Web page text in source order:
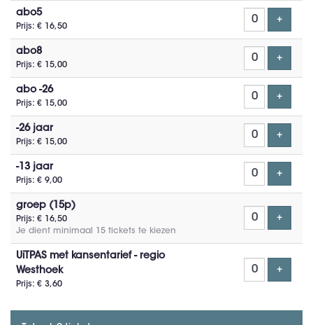
abo5
Prijs: € 16,50
+Voeg
abo8
Prijs: € 15,00
+Voeg
abo -26
Prijs: € 15,00
+Voeg
-26 jaar
Prijs: € 15,00
+Voeg
-13 jaar
Prijs: € 9,00
+Voeg
groep (15p)
Prijs: € 16,50
Je dient minimaal 15 tickets te kiezen
+Voeg
UiTPAS met kansentarief - regio
Westhoek
Prijs: € 3,60
+Voeg